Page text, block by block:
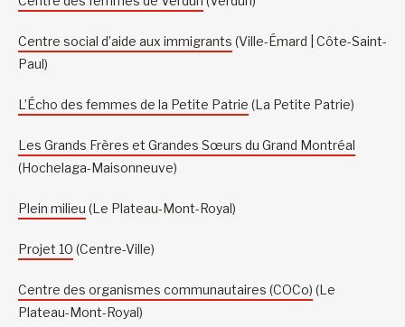
Centre social d’aide aux immigrants (Ville-Émard | Côte-Saint-
Paul)
L’Écho des femmes de la Petite Patrie (La Petite Patrie)
Les Grands Frères et Grandes Sœurs du Grand Montréal
(Hochelaga-Maisonneuve)
Plein milieu (Le Plateau-Mont-Royal)
Projet 10 (Centre-Ville)
Centre des organismes communautaires (COCo) (Le
Plateau-Mont-Royal)